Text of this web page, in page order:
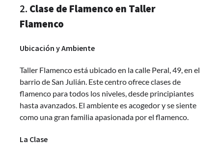
2. Clase de Flamenco en Taller
Flamenco
Ubicación y Ambiente
Taller Flamenco está ubicado en la calle Peral, 49, en el
barrio de San Julián. Este centro ofrece clases de
flamenco para todos los niveles, desde principiantes
hasta avanzados. El ambiente es acogedor y se siente
como una gran familia apasionada por el flamenco.
La Clase